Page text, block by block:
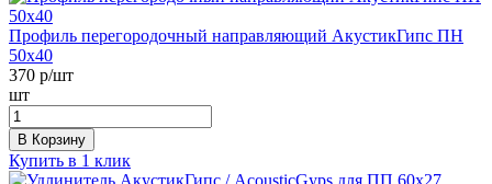
Профиль перегородочный направляющий АкустикГипс ПН
50х40
370 р/шт
шт
В Корзину
Купить в 1 клик